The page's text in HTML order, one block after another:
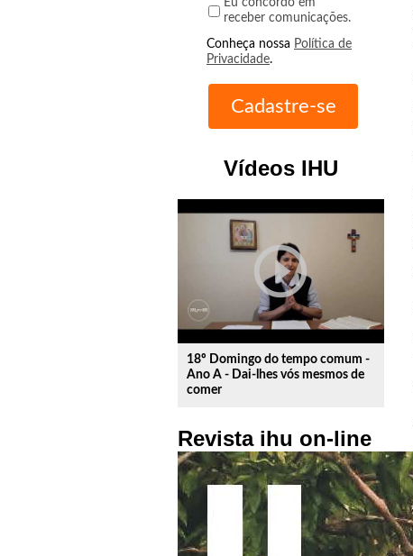
Eu concordo em
receber comunicações.
Conheça nossa Política de
Privacidade.
Vídeos IHU
play_circle_outline
18º Domingo do tempo comum -
Ano A - Dai-lhes vós mesmos de
comer
Revista ihu on-line